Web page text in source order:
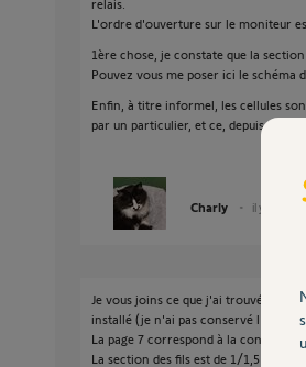
relais.
L'ordre d'ouverture sur le moniteur
1ère chose, je constate que la
Pouvez vous me poser ici le
Enfin, à titre informel, les cellules
par un particulier, et ce, depuis 2018.
Charly il y a
Je vous joins ce que j'ai trouvé
installé (je n'ai pas conservé
La page 7 correspond à la
La section des fils est de 1/1,5 mm²